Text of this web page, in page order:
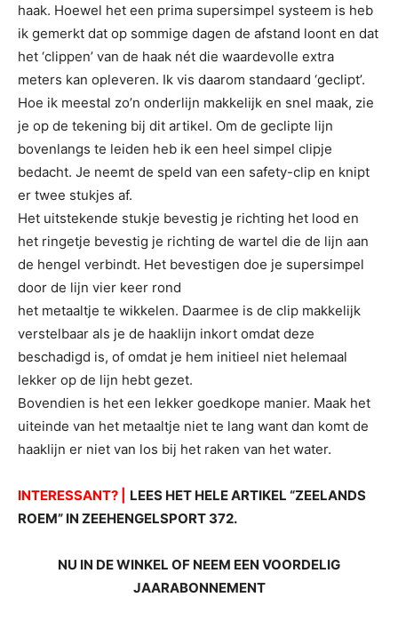
haak. Hoewel het een prima supersimpel systeem is heb
ik gemerkt dat op sommige dagen de afstand loont en dat
het ‘clippen’ van de haak nét die waardevolle extra
meters kan opleveren. Ik vis daarom standaard ‘geclipt’.
Hoe ik meestal zo’n onderlijn makkelijk en snel maak, zie
je op de tekening bij dit artikel. Om de geclipte lijn
bovenlangs te leiden heb ik een heel simpel clipje
bedacht. Je neemt de speld van een safety-clip en knipt
er twee stukjes af.
Het uitstekende stukje bevestig je richting het lood en
het ringetje bevestig je richting de wartel die de lijn aan
de hengel verbindt. Het bevestigen doe je supersimpel
door de lijn vier keer rond
het metaaltje te wikkelen. Daarmee is de clip makkelijk
verstelbaar als je de haaklijn inkort omdat deze
beschadigd is, of omdat je hem initieel niet helemaal
lekker op de lijn hebt gezet.
Bovendien is het een lekker goedkope manier. Maak het
uiteinde van het metaaltje niet te lang want dan komt de
haaklijn er niet van los bij het raken van het water.
INTERESSANT? |
LEES HET HELE ARTIKEL “ZEELANDS
ROEM” IN ZEEHENGELSPORT 372.
NU IN DE WINKEL OF NEEM EEN VOORDELIG
JAARABONNEMENT